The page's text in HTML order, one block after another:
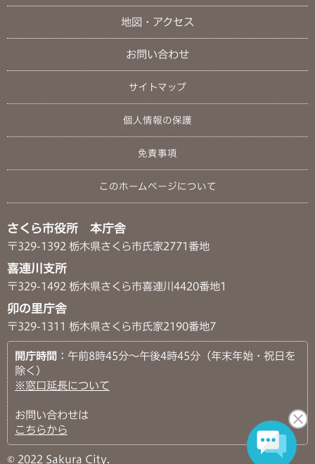
地図・アクセス
お問い合わせ
サイトマップ
個人情報の保護
免責事項
このホームページについて
さくら市役所 本庁舎
〒329-1392 栃木県さくら市氏家2771番地
喜連川支所
〒329-1492 栃木県さくら市喜連川4420番地1
卯の里庁舎
〒329-1311 栃木県さくら市氏家2190番地7
開庁時間 ：午前8時45分～午後4時45分（年末年始・祝日を
除く）
※窓口延長について
お問い合わせは
こちらから
© 2022 Sakura City.